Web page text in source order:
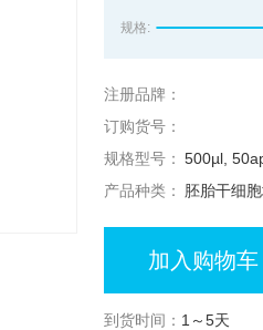
规格:
注册品牌：
订购货号：
规格型号： 500µl,
产品种类：
胚胎干细
加入购物车
到货时间： 1～5天